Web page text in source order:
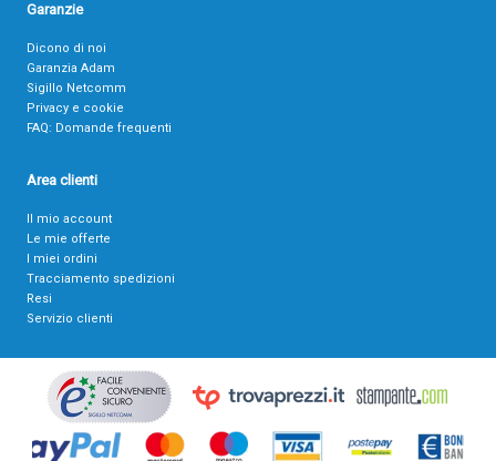
Garanzie
Dicono di noi
Garanzia Adam
Sigillo Netcomm
Privacy e cookie
FAQ: Domande frequenti
Area clienti
Il mio account
Le mie offerte
I miei ordini
Tracciamento spedizioni
Resi
Servizio clienti